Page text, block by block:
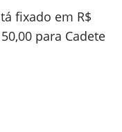
fixado em R$
para Cadete